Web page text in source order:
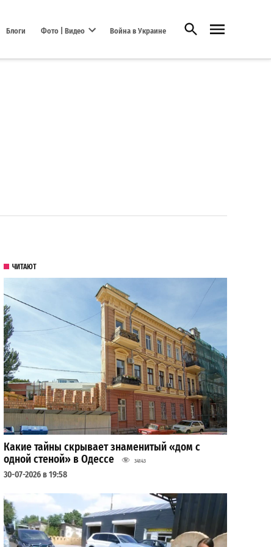
Блоги Фото | Видео Война в Украине Открыть поиск
ЧИТАЮТ
Какие тайны скрывает знаменитый «дом с
одной стеной» в Одессе
34143
30-07-2026 в 19:58